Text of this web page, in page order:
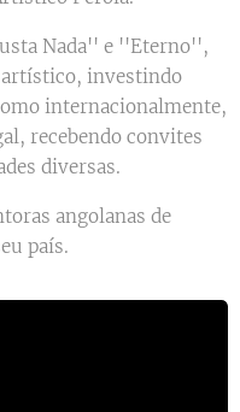
Nada'' e ''Eterno'',
artístico, investindo
internacionalmente,
recebendo convites
diversas.
angolanas de
país.